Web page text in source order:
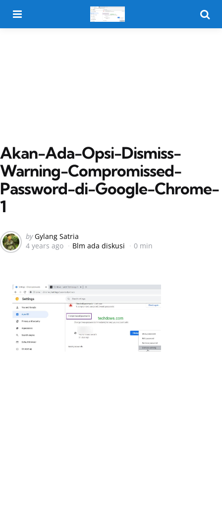
Akan-Ada-Opsi-Dismiss-
Warning-Compromissed-
Password-di-Google-Chrome-
1
Posted
by
by Gylang Satria
4 years ago
Blm ada diskusi 0 min